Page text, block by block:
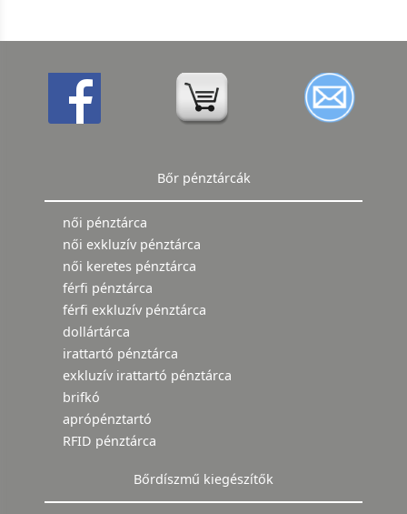
Bőr pénztárcák
női pénztárca
női exkluzív pénztárca
női keretes pénztárca
férfi pénztárca
férfi exkluzív pénztárca
dollártárca
irattartó pénztárca
exkluzív irattartó pénztárca
brifkó
aprópénztartó
RFID pénztárca
Bőrdíszmű kiegészítők